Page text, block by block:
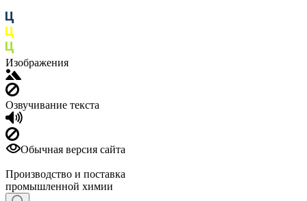
Изображения
Озвучивание текста
Обычная версия сайта
Производство и поставка
промышленной химии